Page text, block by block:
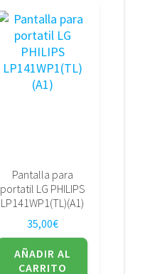
Pantalla para
portatil LG PHILIPS
LP141WP1(TL)(A1)
35,00€
AÑADIR AL
CARRITO